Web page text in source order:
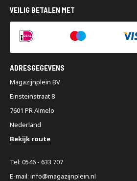
VEILIG BETALEN MET
ADRESGEGEVENS
Magazijnplein BV
Einsteinstraat 8
7601 PR Almelo
Nederland
Bekijk route
Tel: 0546 - 633 707
E-mail: info@magazijnplein.nl